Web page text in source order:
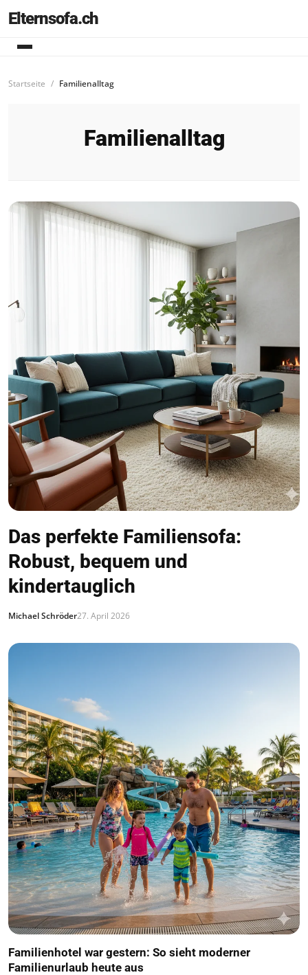
Elternsofa.ch
Startseite Familienalltag
Familienalltag
Das perfekte Familiensofa:
Robust, bequem und
kindertauglich
Michael Schröder27. April 2026
Familienhotel war gestern: So sieht moderner
Familienurlaub heute aus